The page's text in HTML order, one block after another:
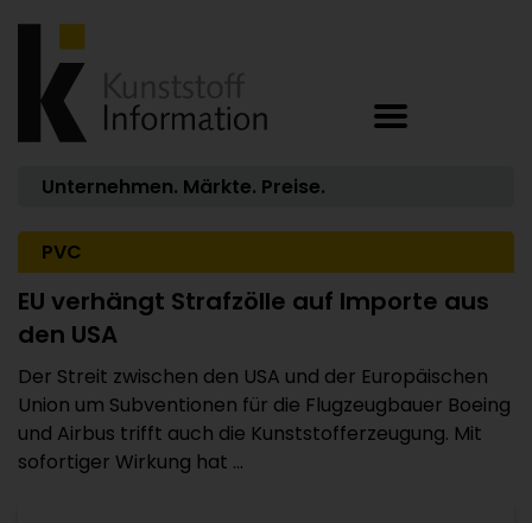
Unternehmen. Märkte. Preise.
PVC
EU verhängt Strafzölle auf Importe aus
den USA
Der Streit zwischen den USA und der Europäischen
Union um Subventionen für die Flugzeugbauer Boeing
und Airbus trifft auch die Kunststofferzeugung. Mit
sofortiger Wirkung hat ...